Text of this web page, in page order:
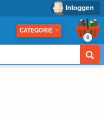
Inloggen
CATEGORIE
0